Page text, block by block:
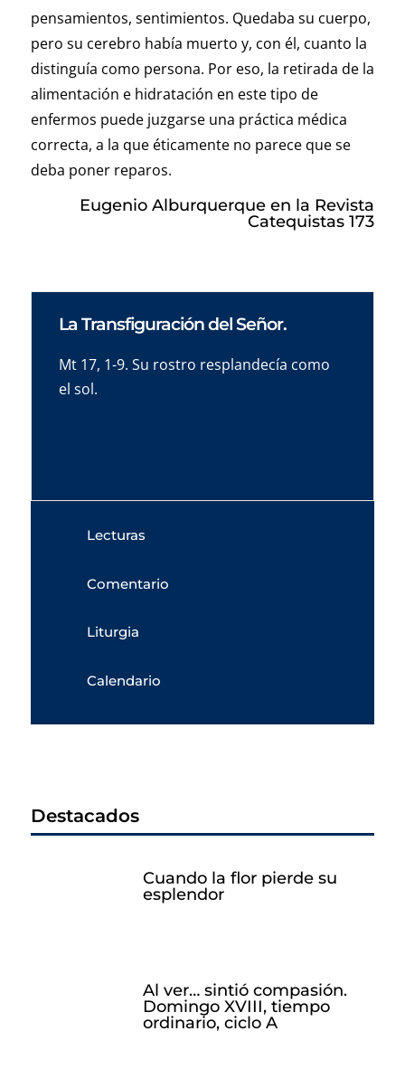
pensamientos, sentimientos. Quedaba su cuerpo,
pero su cerebro había muerto y, con él, cuanto la
distinguía como persona. Por eso, la retirada de la
alimentación e hidratación en este tipo de
enfermos puede juzgarse una práctica médica
correcta, a la que éticamente no parece que se
deba poner reparos.
Eugenio Alburquerque en la Revista
Catequistas 173
La Transfiguración del Señor.
Mt 17, 1-9. Su rostro resplandecía como
el sol.
Lecturas
Comentario
Liturgia
Calendario
Destacados
Cuando la flor pierde su
esplendor
Al ver… sintió compasión.
Domingo XVIII, tiempo
ordinario, ciclo A